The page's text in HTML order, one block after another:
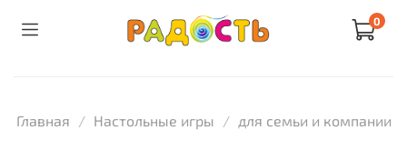
0
Главная Настольные игры для семьи и компании